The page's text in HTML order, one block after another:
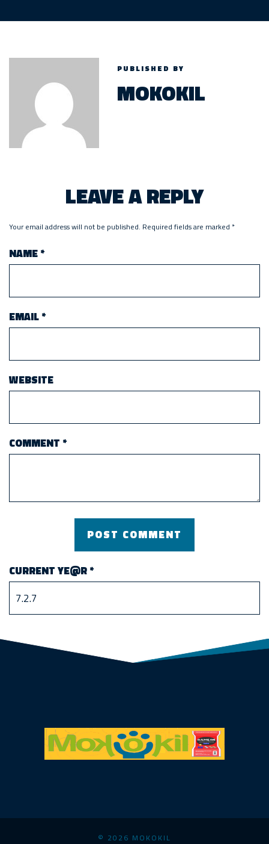
PUBLISHED BY
MOKOKIL
LEAVE A REPLY
Your email address will not be published. Required fields are marked *
NAME*
EMAIL*
WEBSITE
COMMENT *
CURRENT YE@R*
© 2026 MOKOKIL